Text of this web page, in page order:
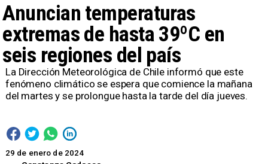
Anuncian temperaturas
extremas de hasta 39ºC en
seis regiones del país
29 de enero de 2024
La Dirección Meteorológica de Chile informó que este
fenómeno climático se espera que comience la mañana
del martes y se prolongue hasta la tarde del día jueves.